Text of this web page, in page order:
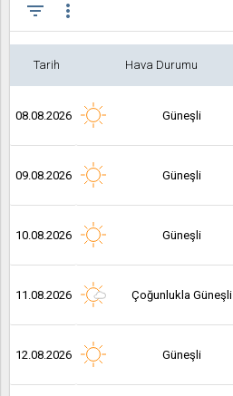
filter_list more_vert
Tarih Hava Durumu
08.08.2026 Güneşli
09.08.2026 Güneşli
10.08.2026 Güneşli
11.08.2026 Çoğunlukla Güneşli
12.08.2026 Güneşli